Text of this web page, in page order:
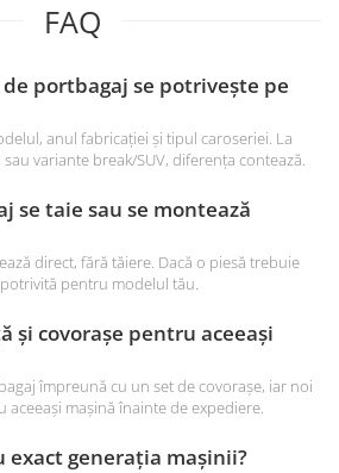
FAQ
portbagaj se potrivește pe
anul fabricației și tipul caroseriei. La
variante break/SUV, diferența contează.
se taie sau se montează
direct, fără tăiere. Dacă o piesă trebuie
pentru modelul tău.
și covorașe pentru aceeași
împreună cu un set de covorașe, iar noi
mașină înainte de expediere.
exact generația mașinii?